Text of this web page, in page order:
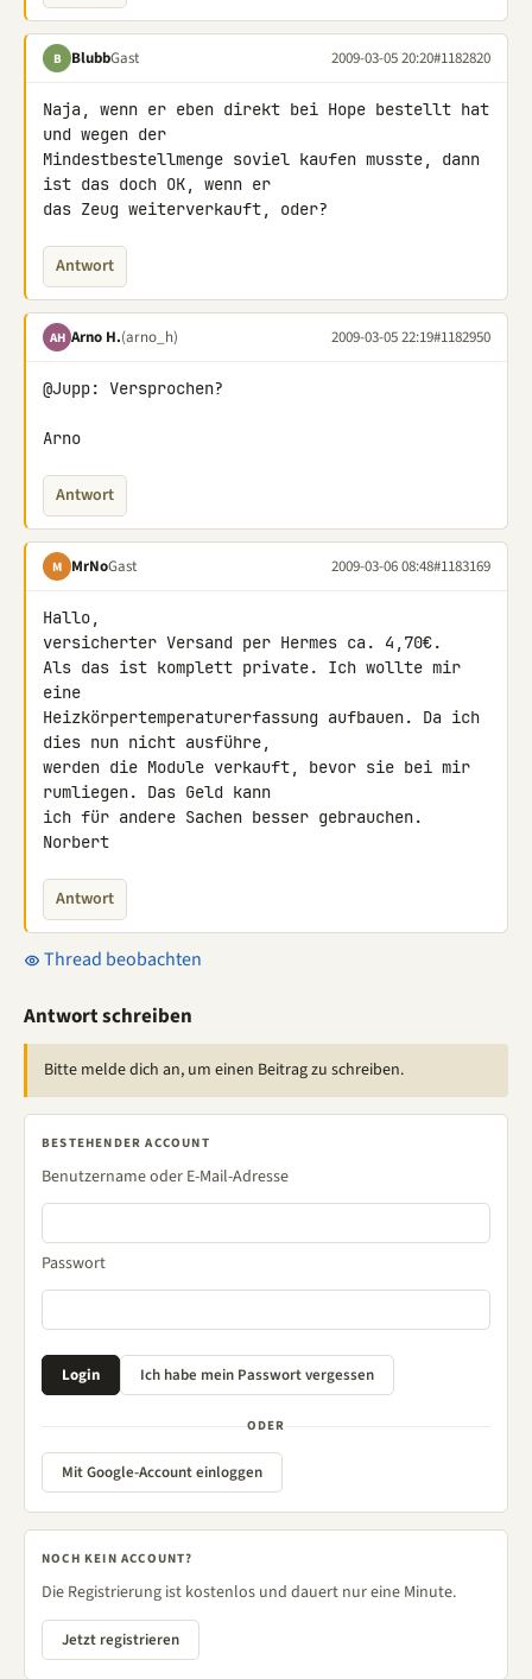
B BlubbGast 2009-03-05 20:20#1182820
Naja, wenn er eben direkt bei Hope bestellt hat
und wegen der
Mindestbestellmenge soviel kaufen musste, dann
ist das doch OK, wenn er
das Zeug weiterverkauft, oder?
Antwort
AH Arno H.(arno_h) 2009-03-05 22:19#1182950
@Jupp: Versprochen?
Arno
Antwort
M MrNoGast 2009-03-06 08:48#1183169
Hallo,
versicherter Versand per Hermes ca. 4,70€.
Als das ist komplett private. Ich wollte mir
eine
Heizkörpertemperaturerfassung aufbauen. Da ich
dies nun nicht ausführe,
werden die Module verkauft, bevor sie bei mir
rumliegen. Das Geld kann
ich für andere Sachen besser gebrauchen.
Norbert
Antwort
Thread beobachten
Antwort schreiben
Bitte melde dich an, um einen Beitrag zu schreiben.
BESTEHENDER ACCOUNT
Benutzername oder E-Mail-Adresse
Passwort
ODER
Mit Google-Account einloggen
NOCH KEIN ACCOUNT?
Die Registrierung ist kostenlos und dauert nur eine Minute.
Jetzt registrieren